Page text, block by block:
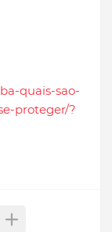
quais-sao-
proteger/?